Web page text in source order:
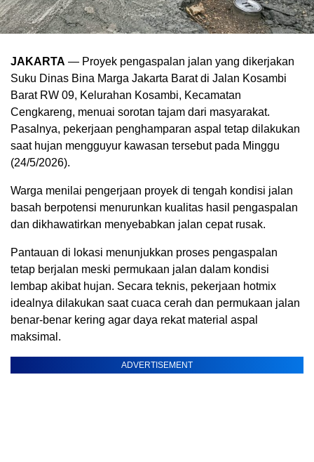
JAKARTA — Proyek pengaspalan jalan yang dikerjakan
Suku Dinas Bina Marga Jakarta Barat di Jalan Kosambi
Barat RW 09, Kelurahan Kosambi, Kecamatan
Cengkareng, menuai sorotan tajam dari masyarakat.
Pasalnya, pekerjaan penghamparan aspal tetap dilakukan
saat hujan mengguyur kawasan tersebut pada Minggu
(24/5/2026).
Warga menilai pengerjaan proyek di tengah kondisi jalan
basah berpotensi menurunkan kualitas hasil pengaspalan
dan dikhawatirkan menyebabkan jalan cepat rusak.
Pantauan di lokasi menunjukkan proses pengaspalan
tetap berjalan meski permukaan jalan dalam kondisi
lembap akibat hujan. Secara teknis, pekerjaan hotmix
idealnya dilakukan saat cuaca cerah dan permukaan jalan
benar-benar kering agar daya rekat material aspal
maksimal.
ADVERTISEMENT